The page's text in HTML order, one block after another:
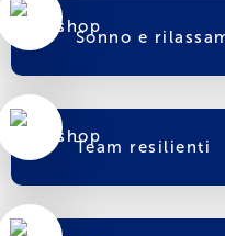
Sonno e
Team resilienti